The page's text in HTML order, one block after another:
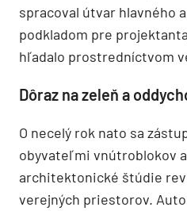
spracoval útvar hlavného
podkladom pre
hľadalo prostredníctvom
Dôraz na zeleň a
O necelý rok nato sa
obyvateľmi vnútroblokov
architektonické štúdie
verejných priestorov.